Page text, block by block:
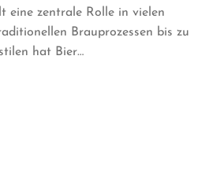
eine zentrale Rolle in vielen
Brauprozessen bis zu
hat Bier…